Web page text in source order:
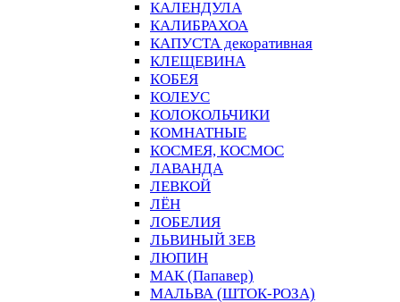
КАЛЕНДУЛА
КАЛИБРАХОА
КАПУСТА декоративная
КЛЕЩЕВИНА
КОБЕЯ
КОЛЕУС
КОЛОКОЛЬЧИКИ
КОМНАТНЫЕ
КОСМЕЯ, КОСМОС
ЛАВАНДА
ЛЕВКОЙ
ЛЁН
ЛОБЕЛИЯ
ЛЬВИНЫЙ ЗЕВ
ЛЮПИН
МАК (Папавер)
МАЛЬВА (ШТОК-РОЗА)